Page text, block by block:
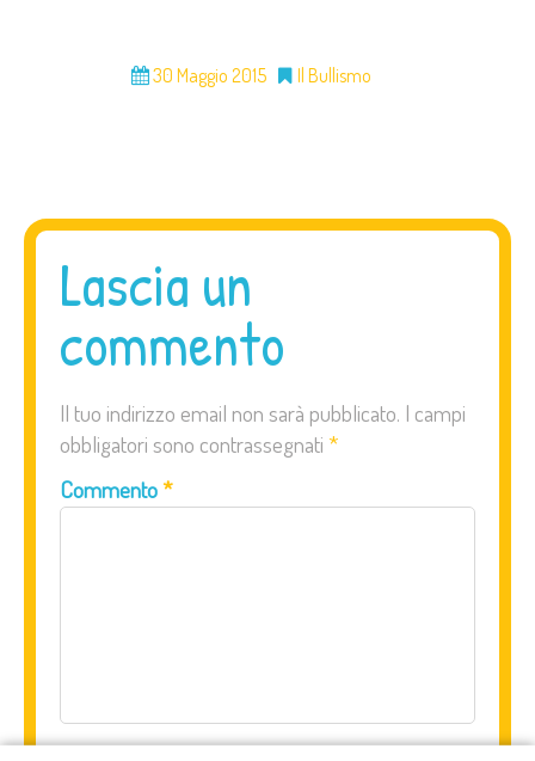
30 Maggio 2015 Il Bullismo
Lascia un
commento
Il tuo indirizzo email non sarà pubblicato. I campi
obbligatori sono contrassegnati *
Commento*